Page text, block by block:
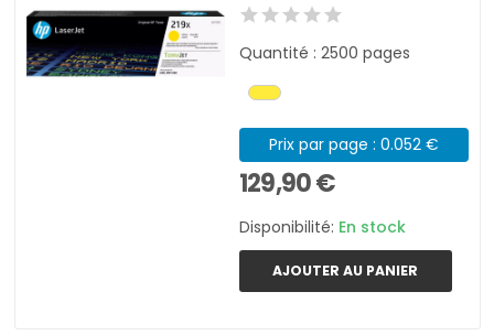
Quantité : 2500 pages
Prix par page : 0.052 €
129,90 €
Disponibilité: En stock
AJOUTER AU PANIER